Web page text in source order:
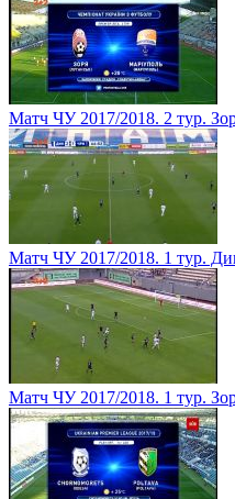
Матч ЧУ 2017/2018. 2 тур.
Матч ЧУ 2017/2018. 1 тур.
Матч ЧУ 2017/2018. 1 тур.